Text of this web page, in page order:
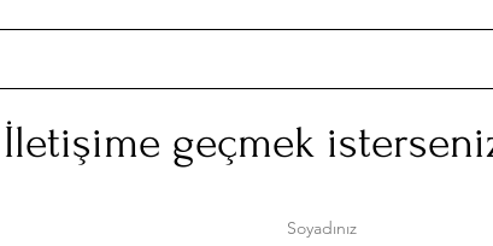
Ankara, bugün senden
İletişime geçmek
Soyadınız